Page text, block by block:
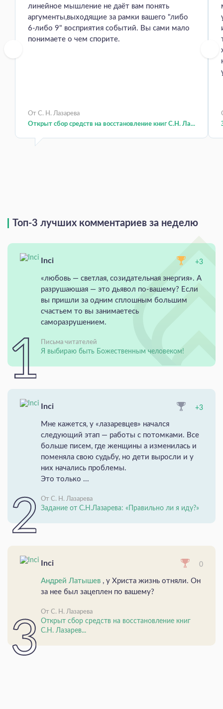
линейное мышление не даёт вам понять
аргументы,выходящие за рамки вашего "либо
6-либо 9" восприятия событий. Вы сами мало
понимаете о чем спорите.
От С. Н. Лазарева
Открыт сбор средств на восстановление книг С.Н. Ла...
Топ-3 лучших комментариев за неделю
Inci +3
«любовь — светлая, созидательная энергия». А
разрушаюшая — это дьявол по-вашему? Если
вы пришли за одним сплошным большим
счастьем то вы занимаетесь
саморазрушением.
Письма читателей
Я выбираю быть Божественным человеком!
Inci +3
Мне кажется, у «лазаревцев» начался
следующий этап — работы с потомками. Все
больше писем, где женщины а изменилась и
поменяла свою судьбу, но дети выросли и у
них начались проблемы.
Это только ...
От С. Н. Лазарева
Задание от С.Н.Лазарева: «Правильно ли я иду?»
Inci 0
Андрей Латышев , у Христа жизнь отняли. Он
за нее был зацеплен по вашему?
От С. Н. Лазарева
Открыт сбор средств на восстановление книг
С.Н. Лазарев...